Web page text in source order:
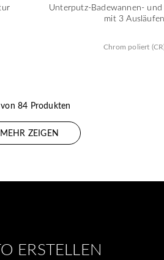
Unterputz-Badewannen-
mit 3 Ausläufen
Chrom poliert
84 Produkten
MEHR ZEIGEN
ERSTELLEN